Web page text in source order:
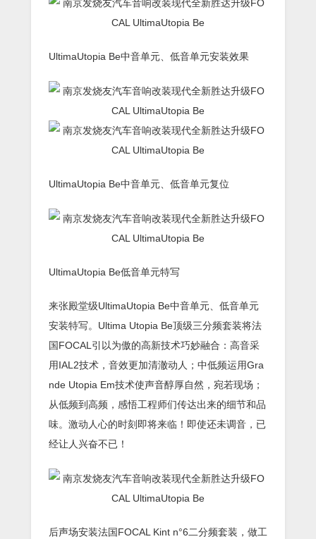
UltimaUtopia Be中音单元、低音单元安装效果
UltimaUtopia Be中音单元、低音单元复位
UltimaUtopia Be低音单元特写
来张殿堂级UltimaUtopia Be中音单元、低音单元
安装特写。Ultima Utopia Be顶级三分频套装将法
国FOCAL引以为傲的高新技术巧妙融合：高音采
用IAL2技术，音效更加清澈动人；中低频运用Gra
nde Utopia Em技术使声音醇厚自然，宛若现场；
从低频到高频，感悟工程师们传达出来的细节和品
味。激动人心的时刻即将来临！即使还未调音，已
经让人兴奋不已！
后声场安装法国FOCAL Kint n°6二分频套装，做工